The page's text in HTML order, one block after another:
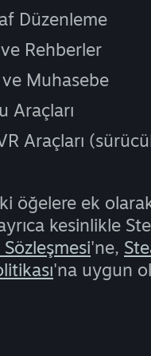
Düzenleme
Rehberler
Muhasebe
Araçları
Araçları
öğelere ek
kesinlikle
'ne,
'na uygun